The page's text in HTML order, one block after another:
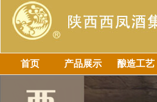
首页 产品展示 酿造工艺